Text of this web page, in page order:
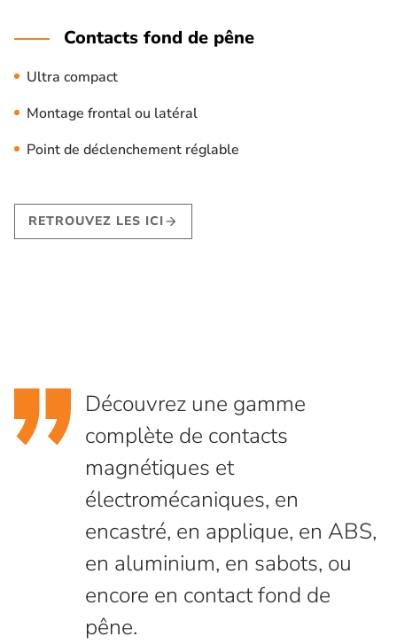
Contacts fond de pêne
Ultra compact
Montage frontal ou latéral
Point de déclenchement réglable
RETROUVEZ LES ICIarrow_forward
Découvrez une gamme
complète de contacts
magnétiques et
électromécaniques, en
encastré, en applique, en ABS,
en aluminium, en sabots, ou
encore en contact fond de
pêne.